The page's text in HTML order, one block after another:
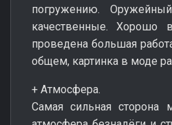
погружению.
качественные.
проведена большая
общем, картинка в моде
+ Атмосфера.
Самая сильная сторона